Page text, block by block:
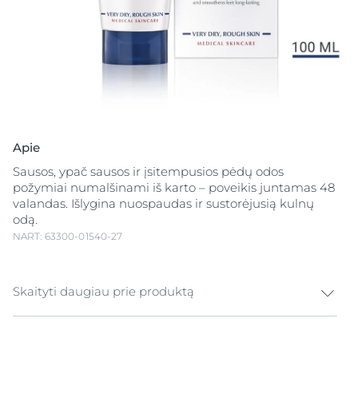
Apie
Sausos, ypač sausos ir įsitempusios pėdų odos
požymiai numalšinami iš karto – poveikis juntamas 48
valandas. Išlygina nuospaudas ir sustorėjusią kulnų
odą.
NART: 63300-01540-27
Skaityti daugiau prie produktą